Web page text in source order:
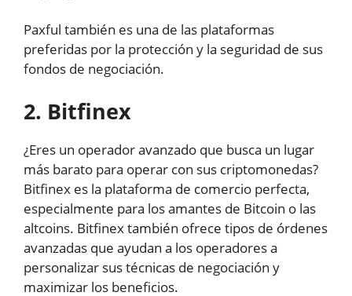
Paxful también es una de las plataformas
preferidas por la protección y la seguridad de sus
fondos de negociación.
2. Bitfinex
¿Eres un operador avanzado que busca un lugar
más barato para operar con sus criptomonedas?
Bitfinex es la plataforma de comercio perfecta,
especialmente para los amantes de Bitcoin o las
altcoins. Bitfinex también ofrece tipos de órdenes
avanzadas que ayudan a los operadores a
personalizar sus técnicas de negociación y
maximizar los beneficios.